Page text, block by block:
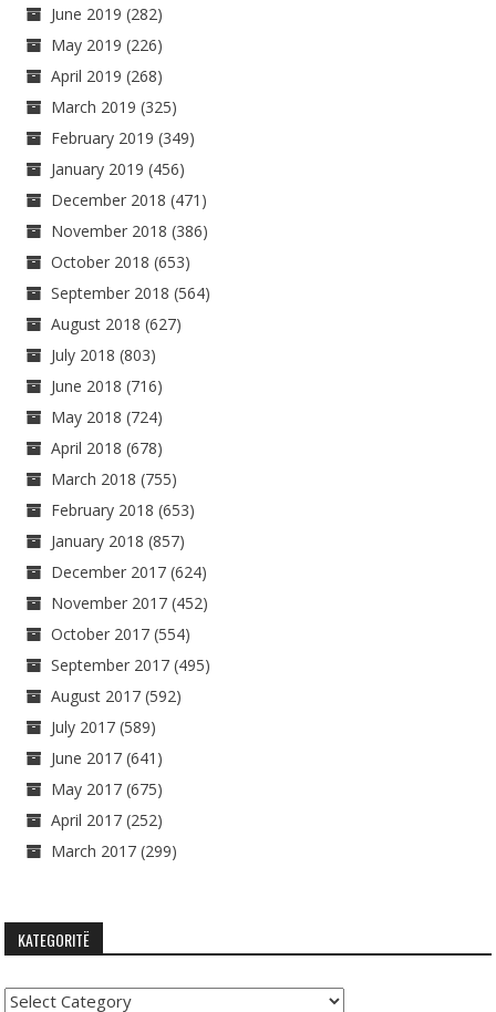
June 2019 (282)
May 2019 (226)
April 2019 (268)
March 2019 (325)
February 2019 (349)
January 2019 (456)
December 2018 (471)
November 2018 (386)
October 2018 (653)
September 2018 (564)
August 2018 (627)
July 2018 (803)
June 2018 (716)
May 2018 (724)
April 2018 (678)
March 2018 (755)
February 2018 (653)
January 2018 (857)
December 2017 (624)
November 2017 (452)
October 2017 (554)
September 2017 (495)
August 2017 (592)
July 2017 (589)
June 2017 (641)
May 2017 (675)
April 2017 (252)
March 2017 (299)
KATEGORITË
Kategoritë